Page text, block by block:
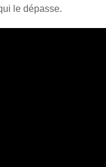
le dépasse.